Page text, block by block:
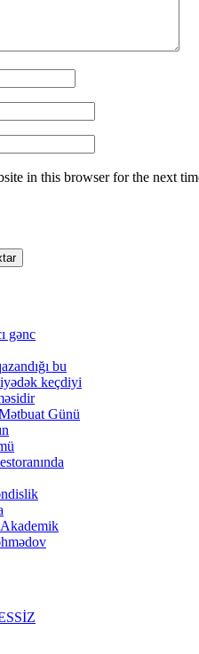
in this browser for the next
gənc
bu
keçdiyi
Günü